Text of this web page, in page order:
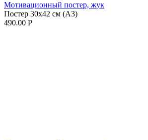
Мотивационный постер, жук
Постер 30х42 см (А3)
490.00 Р